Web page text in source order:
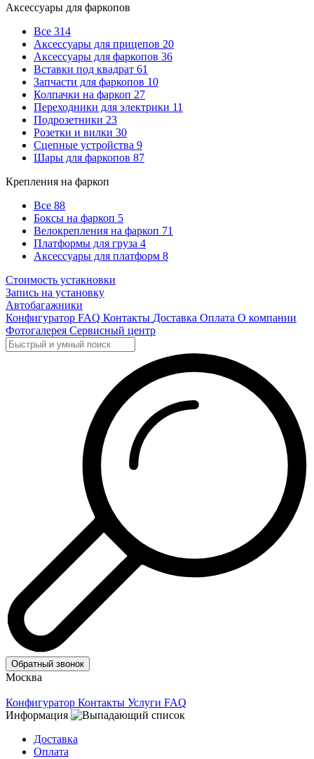
Аксессуары для фаркопов
Все 314
Аксессуары для прицепов 20
Аксессуары для фаркопов 36
Вставки под квадрат 61
Запчасти для фаркопов 10
Колпачки на фаркоп 27
Переходники для электрики 11
Подрозетники 23
Розетки и вилки 30
Сцепные устройства 9
Шары для фаркопов 87
Крепления на фаркоп
Все 88
Боксы на фаркоп 5
Велокрепления на фаркоп 71
Платформы для груза 4
Аксессуары для платформ 8
Стоимость устакновки
Запись на установку
Автобагажники
Конфигуратор FAQ Контакты Доставка Оплата О компании
Фотогалерея Сервисный центр
Обратный звонок
Москва
Конфигуратор Контакты Услуги FAQ
Информация
Доставка
Оплата